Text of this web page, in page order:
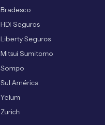
Bradesco
HDI Seguros
Liberty Seguros
Mitsui Sumitomo
Sompo
Sul América
Yelum
Zurich